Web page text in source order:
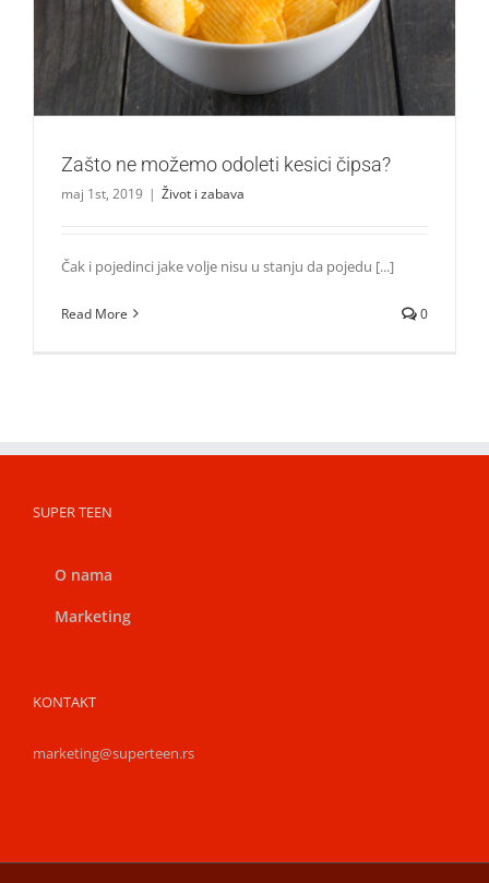
Život i zabava
Zašto ne možemo odoleti kesici čipsa?
maj 1st, 2019 | Život i zabava
Čak i pojedinci jake volje nisu u stanju da pojedu [...]
Read More 0
SUPER TEEN
O nama
Marketing
KONTAKT
marketing@superteen.rs